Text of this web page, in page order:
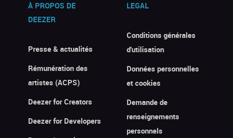
À PROPOS DE
DEEZER
Presse & actualités
Rémunération des
artistes (ACPS)
Deezer for Creators
Deezer for Developers
LEGAL
Conditions générales
d'utilisation
Données personnelles
et cookies
Demande de
renseignements
personnels